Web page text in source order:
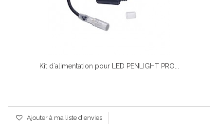
Kit d´alimentation pour LED PENLIGHT PRO...
Ajouter à ma liste d'envies